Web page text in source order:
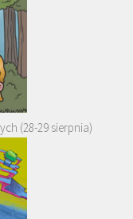
(28-29 sierpnia)